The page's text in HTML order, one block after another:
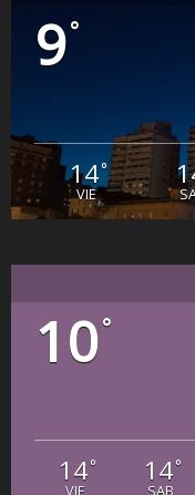
9°
14°
VIE
10°
14°
VIE
14°
SAB